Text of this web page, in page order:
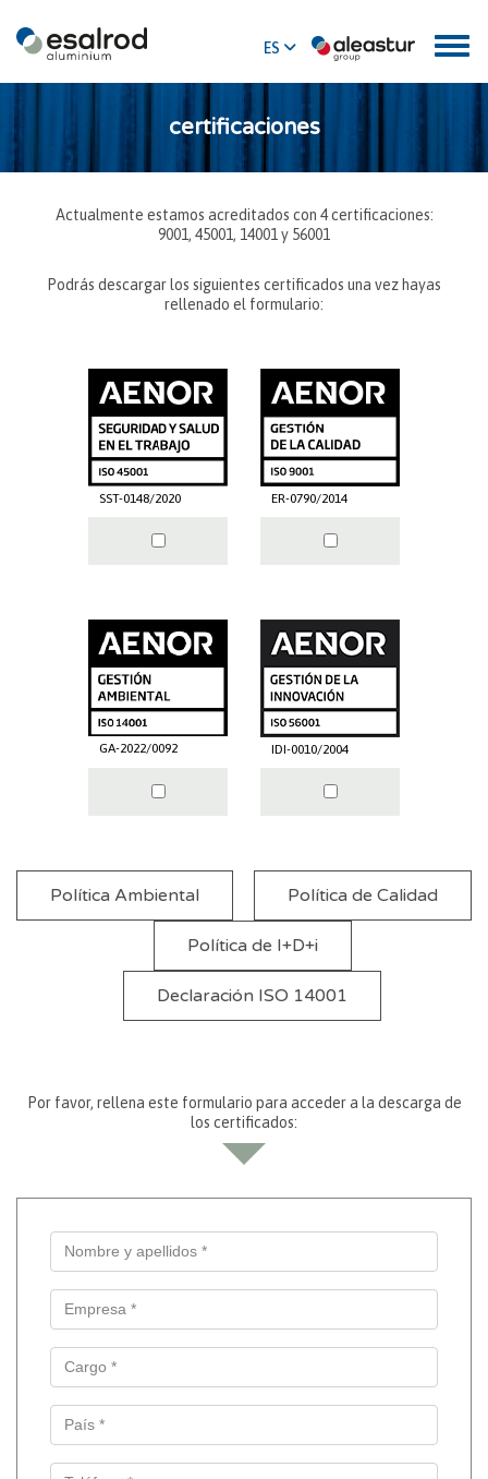
ES
certificaciones
Actualmente estamos acreditados con 4 certificaciones:
9001, 45001, 14001 y 56001
Podrás descargar los siguientes certificados una vez hayas
rellenado el formulario:
SST-0148/2020 ER-0790/2014
GA-2022/0092 IDI-0010/2004
Política Ambiental Política de Calidad
Política de I+D+i
Declaración ISO 14001
Por favor, rellena este formulario para acceder a la descarga de
los certificados: